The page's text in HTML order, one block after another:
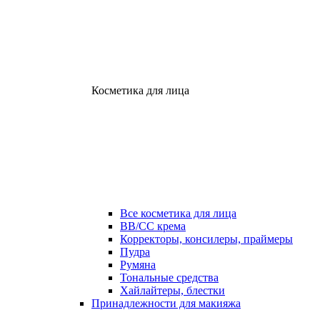
Косметика для лица
Все косметика для лица
ВВ/СС крема
Корректоры, консилеры, праймеры
Пудра
Румяна
Тональные средства
Хайлайтеры, блестки
Принадлежности для макияжа